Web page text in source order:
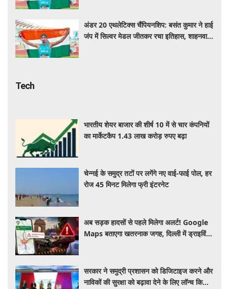
अंडर 20 एथलेटिक्स चैंपियनशिप: बसंत कुमार ने हाई
जंप में सिल्वर मेडल जीतकर रचा इतिहास, शाहनवाज
Tech
भारतीय शेयर बाजार की शीर्ष 10 में से चार कंपनियों
का मार्केटकैप 1.43 लाख करोड़ रुपए बढ़ा
चेन्नई के समुद्र तटों पर लगेंगे नए वाई-फाई पोल, हर
रोज 45 मिनट मिलेगा फ्री इंटरनेट
अब सड़क हादसों से पहले मिलेगा अलर्ट! Google
Maps बताएगा खतरनाक जगह, दिल्ली में ड्राइविंग
सरकार ने समुद्री प्रशासन को डिजिटाइज करने और
नाविकों की सुरक्षा को बढ़ावा देने के लिए लॉन्च किया